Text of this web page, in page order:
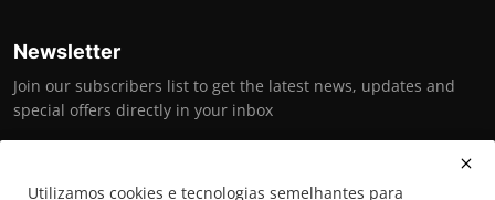
Newsletter
Join our subscribers list to get the latest news, updates and
special offers directly in your inbox
Inscrever-se
Utilizamos cookies e tecnologias semelhantes para